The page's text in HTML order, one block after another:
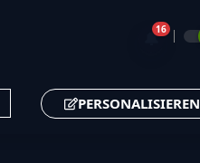
🔔16
PERSONALISIEREN